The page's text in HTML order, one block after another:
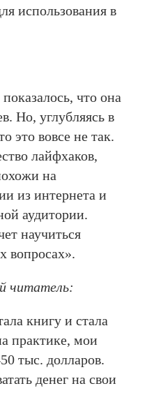
использования в
что она
Но, углубляясь в
это вовсе не так.
лайфхаков,
на
из интернета и
аудитории.
научиться
вопросах».
читатель:
книгу и стала
практике, мои
тыс. долларов.
денег на свои